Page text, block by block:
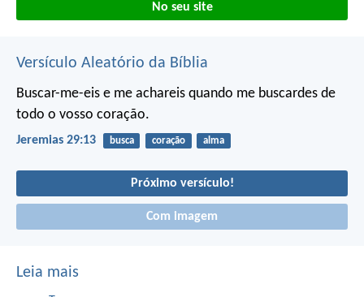
No seu site
Versículo Aleatório da Bíblia
Buscar-me-eis e me achareis quando me buscardes de
todo o vosso coração.
Jeremias 29:13 busca coração alma
Próximo versículo!
Com imagem
Leia mais